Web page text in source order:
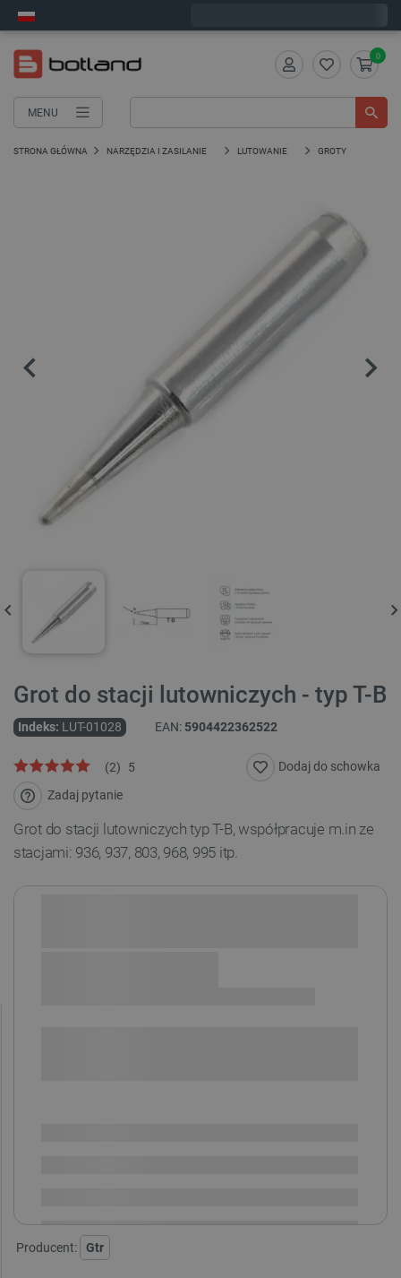
MENU
0
STRONA GŁÓWNA NARZĘDZIA I ZASILANIE LUTOWANIE GROTY
Grot do stacji lutowniczych - typ T-B
Indeks: LUT-01028 EAN: 5904422362522
5
(2)
Zadaj pytanie
Dodaj do schowka
Grot do stacji lutowniczych typ T-B, współpracuje m.in ze
stacjami: 936, 937, 803, 968, 995 itp.
Producent: Gtr